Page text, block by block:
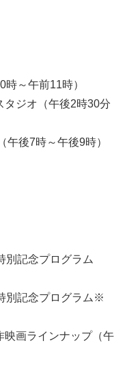
時～午前11時）
タジオ（午後2時30分
午後7時～午後9時）
別記念プログラム
別記念プログラム※
映画ラインナップ（午